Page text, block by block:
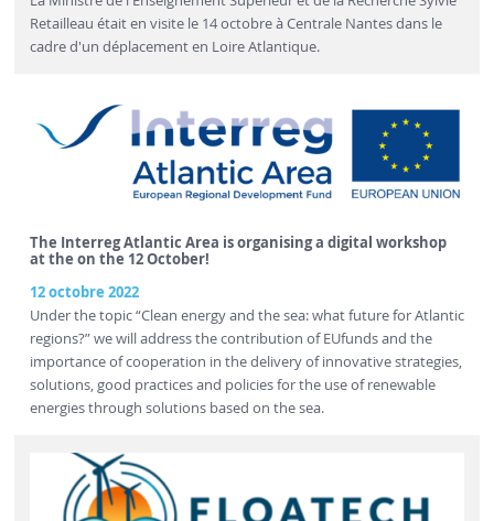
Retailleau était en visite le 14 octobre à Centrale Nantes dans le
cadre d'un déplacement en Loire Atlantique.
The Interreg Atlantic Area is organising a digital workshop
at the on the 12 October!
12 octobre 2022
Under the topic “Clean energy and the sea: what future for Atlantic
regions?” we will address the contribution of EUfunds and the
importance of cooperation in the delivery of innovative strategies,
solutions, good practices and policies for the use of renewable
energies through solutions based on the sea.